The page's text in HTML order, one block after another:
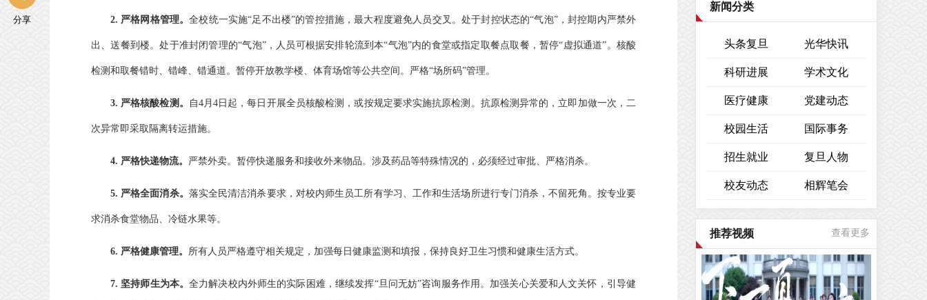
2. 严格网格管理。全校统一实施“足不出楼”的管控措施，最大程度避免人员交叉。处于封控状态的“气泡”，封控期内严禁外
出、送餐到楼。处于准封闭管理的“气泡”，人员可根据安排轮流到本“气泡”内的食堂或指定取餐点取餐，暂停“虚拟通道”。核酸
检测和取餐错时、错峰、错通道。暂停开放教学楼、体育场馆等公共空间。严格“场所码”管理。
3. 严格核酸检测。 自4月4日起，每日开展全员核酸检测，或按规定要求实施抗原检测。抗原检测异常的，立即加做一次，二
次异常即采取隔离转运措施。
4. 严格快递物流。 严禁外卖。暂停快递服务和接收外来物品。涉及药品等特殊情况的，必须经过审批、严格消杀。
5. 严格全面消杀。 落实全民清洁消杀要求，对校内师生员工所有学习、工作和生活场所进行专门消杀，不留死角。按专业要
求消杀食堂物品、冷链水果等。
6. 严格健康管理。 所有人员严格遵守相关规定，加强每日健康监测和填报，保持良好卫生习惯和健康生活方式。
7. 坚持师生为本。全力解决校内外师生的实际困难，继续发挥“旦问无妨”咨询服务作用。加强关心关爱和人文关怀，引导健
分享
新闻分类
头条复旦 光华快讯
科研进展 学术文化
医疗健康 党建动态
校园生活 国际事务
招生就业 复旦人物
校友动态 相辉笔会
推荐视频 查看更多